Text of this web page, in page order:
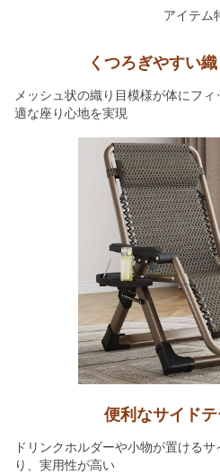
アイテム
くつろぎやすい
メッシュ状の織り目模様が体にフ
適な座り心地を実現
便利なサイド
ドリンクホルダーや小物が置ける
り、実用性が高い